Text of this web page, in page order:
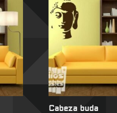
Cabeza buda